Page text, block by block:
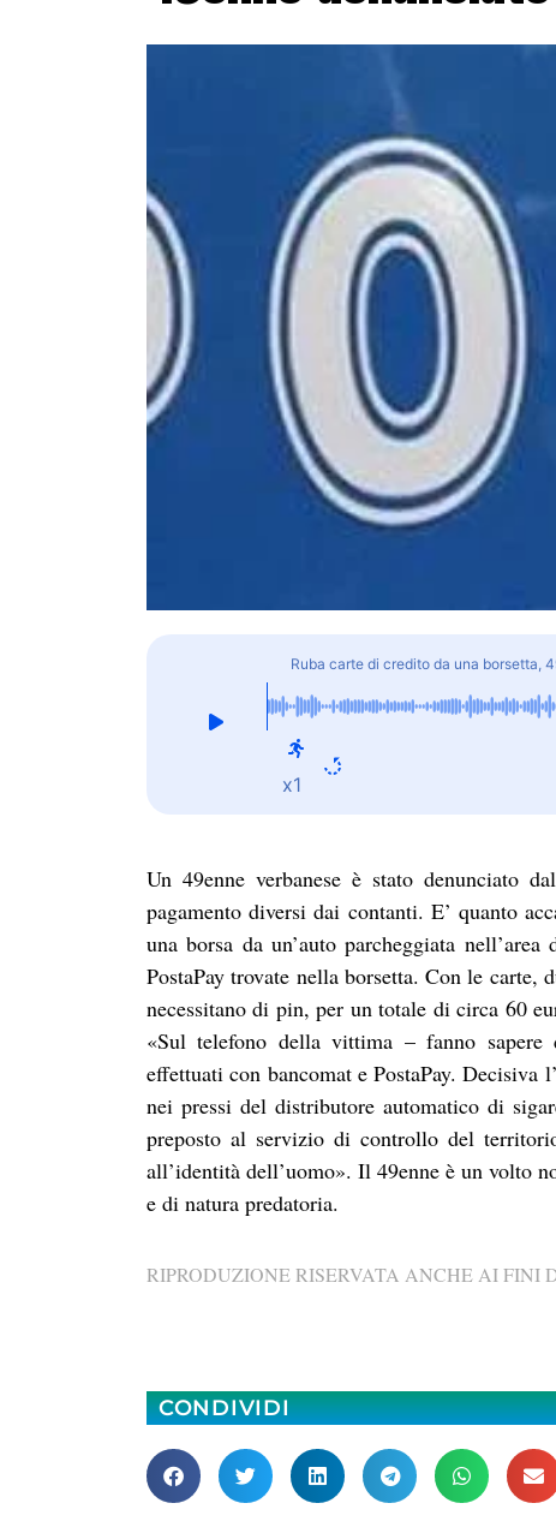
Ruba carte di credito da una borsetta,
x1
Un 49enne verbanese è stato denunciato
pagamento diversi dai contanti. E’ quanto
una borsa da un’auto parcheggiata
PostaPay trovate nella borsetta. Con le carte,
necessitano di pin, per un totale di circa 60
«Sul telefono della vittima – fanno
effettuati con bancomat e PostaPay.
nei pressi del distributore automatico di
preposto al servizio di controllo del
all’identità dell’uomo». Il 49enne è un volto
e di natura predatoria.
RIPRODUZIONE RISERVATA ANCHE AI FINI
CONDIVIDI